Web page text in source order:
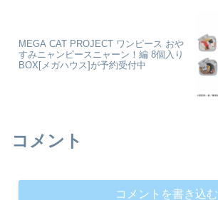
MEGA CAT PROJECT ワンピース おや
すみニャンピースニャーン！編 8個入り
BOX[メガハウス]が予約受付中
コメント
コメントを書き込む